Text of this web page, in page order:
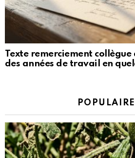
Texte remerciement
des années de travail en